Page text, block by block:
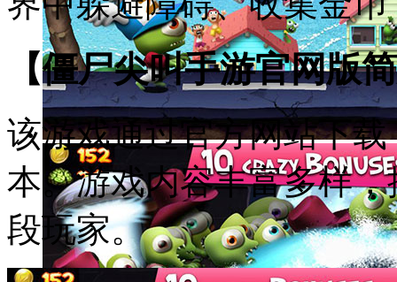
【僵尸尖叫手游官网版
该游戏通过官方网站下
本。游戏内容丰富多样
段玩家。